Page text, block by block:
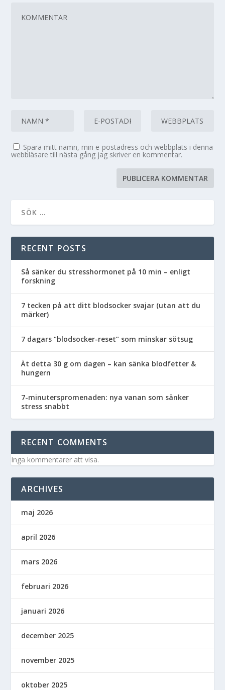
Spara mitt namn, min e-postadress och webbplats i denna
webbläsare till nästa gång jag skriver en kommentar.
RECENT POSTS
Så sänker du stresshormonet på 10 min – enligt
forskning
7 tecken på att ditt blodsocker svajar (utan att du
märker)
7 dagars “blodsocker-reset” som minskar sötsug
Ät detta 30 g om dagen – kan sänka blodfetter &
hungern
7-minuterspromenaden: nya vanan som sänker
stress snabbt
RECENT COMMENTS
Inga kommentarer att visa.
ARCHIVES
maj 2026
april 2026
mars 2026
februari 2026
januari 2026
december 2025
november 2025
oktober 2025